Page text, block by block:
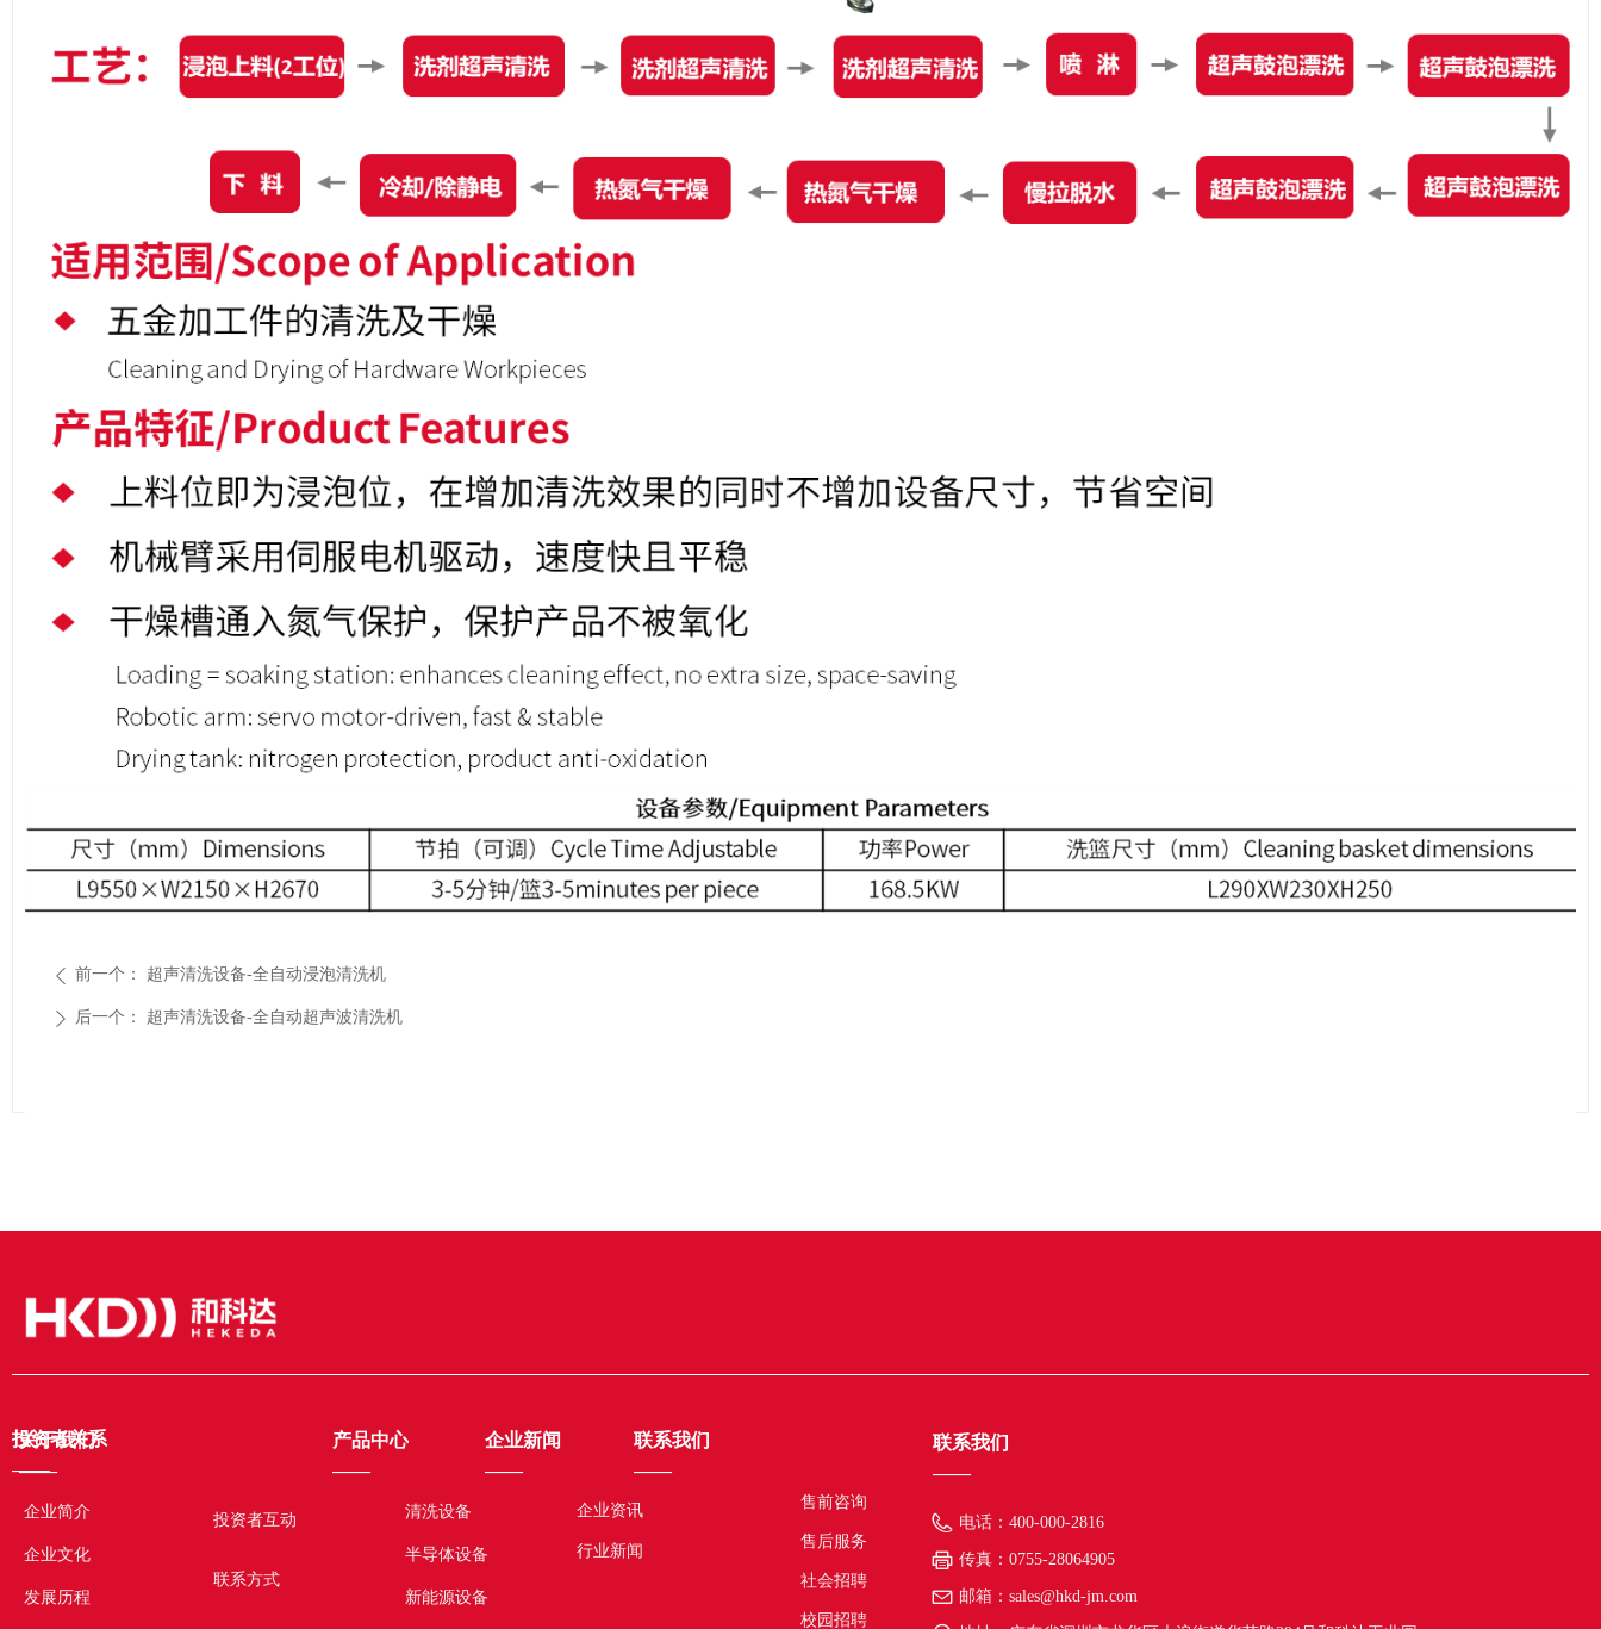
ꄴ 前一个： 超声清洗设备-全自动浸泡清洗机
ꄲ 后一个： 超声清洗设备-全自动超声波清洗机
企业简介
企业文化
发展历程
清洗设备
半导体设备
新能源设备
企业资讯
行业新闻
关于我们
——
产品中心
——
企业新闻
——
联系我们
——
投资者互动
联系方式
电话： 400-000-2816
传真： 0755-28064905
邮箱： sales@hkd-jm.com
联系我们
——
售前咨询
售后服务
社会招聘
校园招聘
投资者关系
——